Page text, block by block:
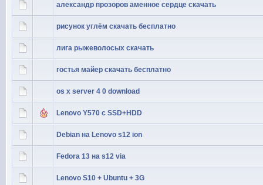
александр прозоров аменное сердце скачать
рисунок углём скачать бесплатно
лига рыжеволосых скачать
гостья майер скачать бесплатно
os x server 4 0 download
Lenovo Y570 c SSD+HDD
Debian на Lenovo s12 ion
Fedora 13 на s12 via
Lenovo S10 + Ubuntu + 3G